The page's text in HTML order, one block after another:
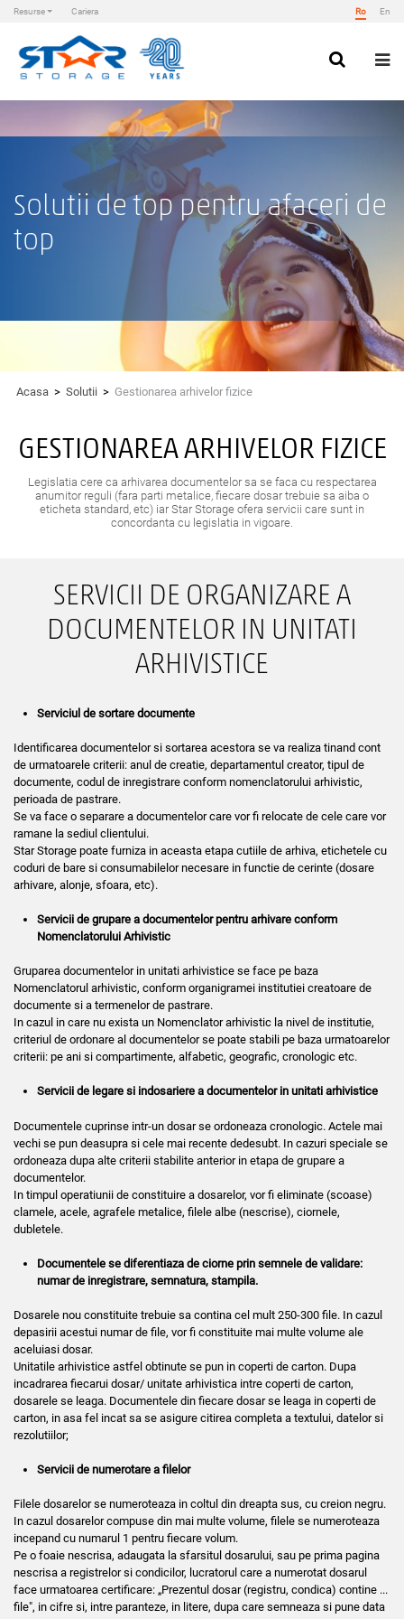
Resurse Cariera Ro En
content
Solutii de top pentru afaceri de
top
Acasa > Solutii > Gestionarea arhivelor fizice
GESTIONAREA ARHIVELOR FIZICE
Legislatia cere ca arhivarea documentelor sa se faca cu respectarea
anumitor reguli (fara parti metalice, fiecare dosar trebuie sa aiba o
eticheta standard, etc) iar Star Storage ofera servicii care sunt in
concordanta cu legislatia in vigoare.
SERVICII DE ORGANIZARE A
DOCUMENTELOR IN UNITATI
ARHIVISTICE
Serviciul de sortare documente
Identificarea documentelor si sortarea acestora se va realiza tinand cont
de urmatoarele criterii: anul de creatie, departamentul creator, tipul de
documente, codul de inregistrare conform nomenclatorului arhivistic,
perioada de pastrare.
Se va face o separare a documentelor care vor fi relocate de cele care vor
ramane la sediul clientului.
Star Storage poate furniza in aceasta etapa cutiile de arhiva, etichetele cu
coduri de bare si consumabilelor necesare in functie de cerinte (dosare
arhivare, alonje, sfoara, etc).
Servicii de grupare a documentelor pentru arhivare conform
Nomenclatorului Arhivistic
Gruparea documentelor in unitati arhivistice se face pe baza
Nomenclatorul arhivistic, conform organigramei institutiei creatoare de
documente si a termenelor de pastrare.
In cazul in care nu exista un Nomenclator arhivistic la nivel de institutie,
criteriul de ordonare al documentelor se poate stabili pe baza urmatoarelor
criterii: pe ani si compartimente, alfabetic, geografic, cronologic etc.
Servicii de legare si indosariere a documentelor in unitati arhivistice
Documentele cuprinse intr-un dosar se ordoneaza cronologic. Actele mai
vechi se pun deasupra si cele mai recente dedesubt. In cazuri speciale se
ordoneaza dupa alte criterii stabilite anterior in etapa de grupare a
documentelor.
In timpul operatiunii de constituire a dosarelor, vor fi eliminate (scoase)
clamele, acele, agrafele metalice, filele albe (nescrise), ciornele,
dubletele.
Documentele se diferentiaza de ciorne prin semnele de validare:
numar de inregistrare, semnatura, stampila.
Dosarele nou constituite trebuie sa contina cel mult 250-300 file. In cazul
depasirii acestui numar de file, vor fi constituite mai multe volume ale
aceluiasi dosar.
Unitatile arhivistice astfel obtinute se pun in coperti de carton. Dupa
incadrarea fiecarui dosar/ unitate arhivistica intre coperti de carton,
dosarele se leaga. Documentele din fiecare dosar se leaga in coperti de
carton, in asa fel incat sa se asigure citirea completa a textului, datelor si
rezolutiilor;
Servicii de numerotare a filelor
Filele dosarelor se numeroteaza in coltul din dreapta sus, cu creion negru.
In cazul dosarelor compuse din mai multe volume, filele se numeroteaza
incepand cu numarul 1 pentru fiecare volum.
Pe o foaie nescrisa, adaugata la sfarsitul dosarului, sau pe prima pagina
nescrisa a registrelor si condicilor, lucratorul care a numerotat dosarul
face urmatoarea certificare: „Prezentul dosar (registru, condica) contine ...
file", in cifre si, intre paranteze, in litere, dupa care semneaza si pune data